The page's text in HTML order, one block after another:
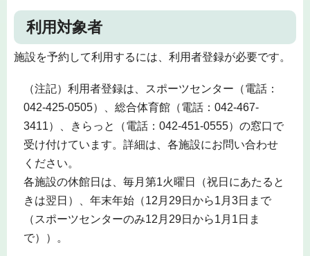
利用対象者
施設を予約して利用するには、利用者登録が必要です。
（注記）利用者登録は、スポーツセンター（電話：
042-425-0505）、総合体育館（電話：042-467-
3411）、きらっと（電話：042-451-0555）の窓口で
受け付けています。詳細は、各施設にお問い合わせ
ください。
各施設の休館日は、毎月第1火曜日（祝日にあたると
きは翌日）、年末年始（12月29日から1月3日まで
（スポーツセンターのみ12月29日から1月1日ま
で））。